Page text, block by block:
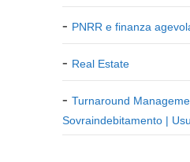
PNRR e finanza
Real Estate
Turnaround
Sovraindebitamento |